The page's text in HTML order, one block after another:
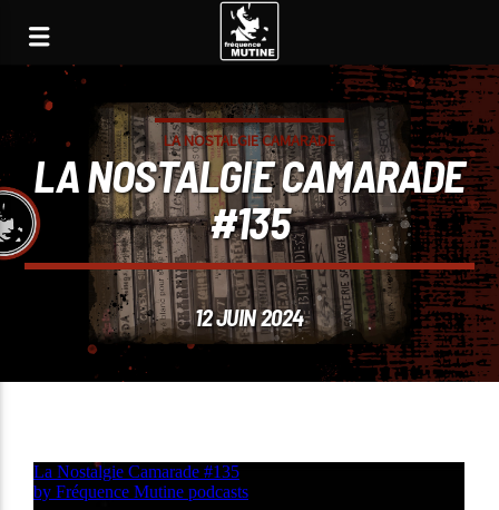
LA NOSTALGIE CAMARADE
LA NOSTALGIE CAMARADE
#135
12 JUIN 2024